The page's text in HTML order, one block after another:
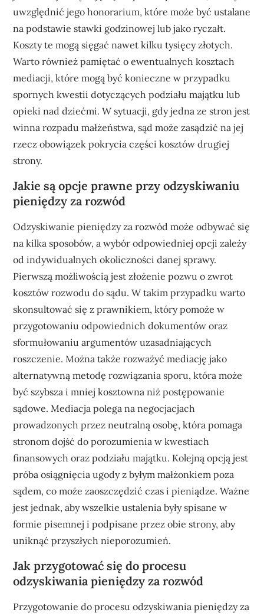
uwzględnić jego honorarium, które może być ustalane
na podstawie stawki godzinowej lub jako ryczałt.
Koszty te mogą sięgać nawet kilku tysięcy złotych.
Warto również pamiętać o ewentualnych kosztach
mediacji, które mogą być konieczne w przypadku
spornych kwestii dotyczących podziału majątku lub
opieki nad dziećmi. W sytuacji, gdy jedna ze stron jest
winna rozpadu małżeństwa, sąd może zasądzić na jej
rzecz obowiązek pokrycia części kosztów drugiej
strony.
Jakie są opcje prawne przy odzyskiwaniu
pieniędzy za rozwód
Odzyskiwanie pieniędzy za rozwód może odbywać się
na kilka sposobów, a wybór odpowiedniej opcji zależy
od indywidualnych okoliczności danej sprawy.
Pierwszą możliwością jest złożenie pozwu o zwrot
kosztów rozwodu do sądu. W takim przypadku warto
skonsultować się z prawnikiem, który pomoże w
przygotowaniu odpowiednich dokumentów oraz
sformułowaniu argumentów uzasadniających
roszczenie. Można także rozważyć mediację jako
alternatywną metodę rozwiązania sporu, która może
być szybsza i mniej kosztowna niż postępowanie
sądowe. Mediacja polega na negocjacjach
prowadzonych przez neutralną osobę, która pomaga
stronom dojść do porozumienia w kwestiach
finansowych oraz podziału majątku. Kolejną opcją jest
próba osiągnięcia ugody z byłym małżonkiem poza
sądem, co może zaoszczędzić czas i pieniądze. Ważne
jest jednak, aby wszelkie ustalenia były spisane w
formie pisemnej i podpisane przez obie strony, aby
uniknąć przyszłych nieporozumień.
Jak przygotować się do procesu
odzyskiwania pieniędzy za rozwód
Przygotowanie do procesu odzyskiwania pieniędzy za